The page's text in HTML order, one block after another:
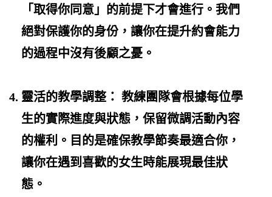
「取得你同意 」的前提下才會進行。我們
絕對保護你的身份，讓你在提升約會能力
的過程中沒有後顧之憂。
靈活的教學調整： 教練團隊會根據每位學
生的實際進度與狀態，保留微調活動內容
的權利。目的是確保教學節奏最適合你，
讓你在遇到喜歡的女生時能展現最佳狀
態。